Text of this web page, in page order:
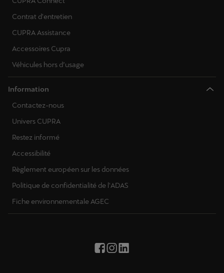
Contrat d'entretien
CUPRA Assistance
Accessoires Cupra
Véhicules hors d’usage
Information
Contactez-nous
Univers CUPRA
Restez informé
Accessibilité
Règlement européen sur les données
Politique de confidentialité de l'ADAS
Fiche environnementale AGEC